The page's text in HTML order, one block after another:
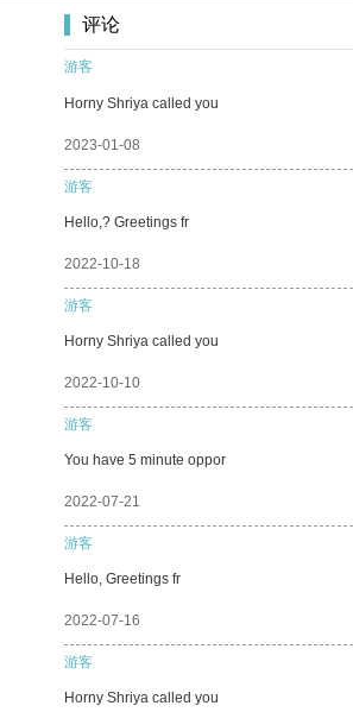
评论
游客
Horny Shriya called you
2023-01-08
游客
Hello,? Greetings fr
2022-10-18
游客
Horny Shriya called you
2022-10-10
游客
You have 5 minute oppor
2022-07-21
游客
Hello, Greetings fr
2022-07-16
游客
Horny Shriya called you